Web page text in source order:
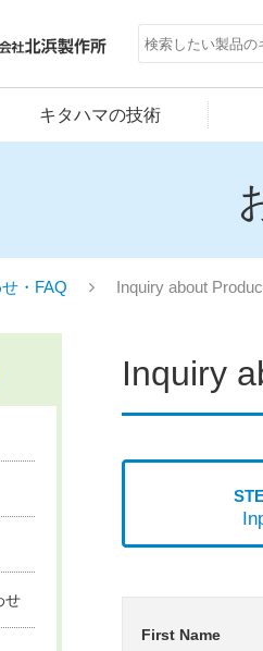
キタハマの技術
・FAQ Inquiry about
せ
Inquiry
First Name